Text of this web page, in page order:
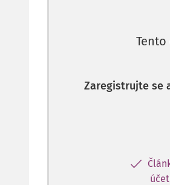
Zaregistrujte se